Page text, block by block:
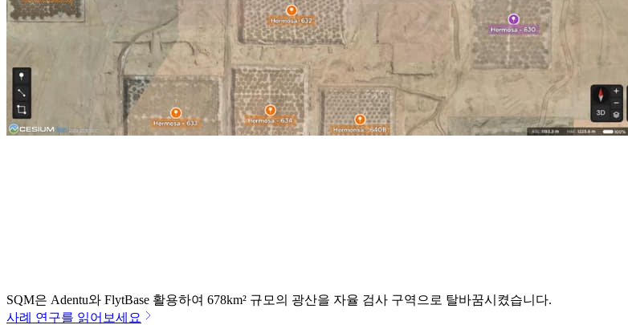
SQM은 Adentu와 FlytBase 활용하여 678km² 규모의 광산을 자율 검사 구역으로 탈바꿈시켰습니다.
사례 연구를 읽어보세요